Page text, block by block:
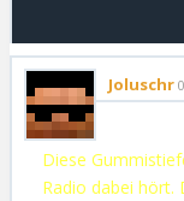
Joluschr
Diese
Radio dabei hört.